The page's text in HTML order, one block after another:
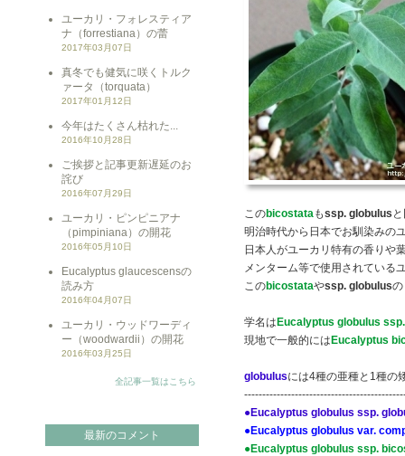
ユーカリ・フォレスティア
ナ（forrestiana）の蕾
2017年03月07日
真冬でも健気に咲くトルク
ァータ（torquata）
2017年01月12日
今年はたくさん枯れた...
2016年10月28日
ご挨拶と記事更新遅延のお
詫び
2016年07月29日
ユーカリ・ピンピニアナ
（pimpiniana）の開花
2016年05月10日
Eucalyptus glaucescensの
読み方
2016年04月07日
ユーカリ・ウッドワーディ
ー（woodwardii）の開花
2016年03月25日
全記事一覧はこちら
最新のコメント
このbicostataもssp. globulus
明治時代から日本でお馴染みの
日本人がユーカリ特有の香りや
メンターム等で使用されている
このbicostataやssp. globulus
学名は Eucalyptus globulus
現地で一般的には Eucalyptus
globulusには4種の亜種と1種の
●Eucalyptus globulus ssp.
●Eucalyptus globulus var.
●Eucalyptus globulus ssp.